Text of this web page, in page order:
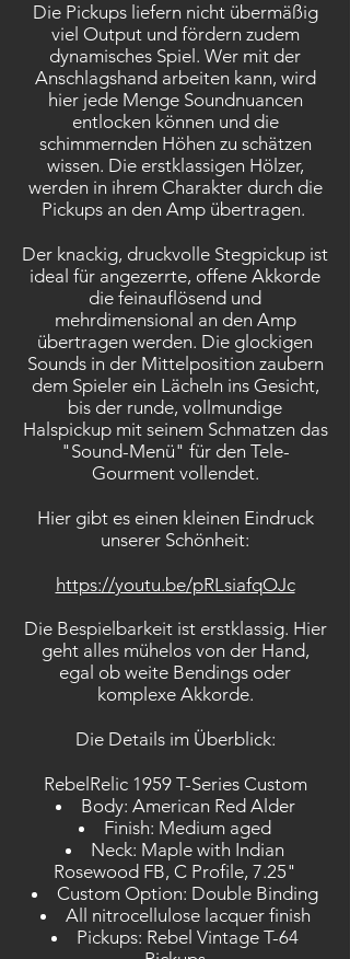
Die Pickups liefern nicht übermäßig
viel Output und fördern zudem
dynamisches Spiel. Wer mit der
Anschlagshand arbeiten kann, wird
hier jede Menge Soundnuancen
entlocken können und die
schimmernden Höhen zu schätzen
wissen. Die erstklassigen Hölzer,
werden in ihrem Charakter durch die
Pickups an den Amp übertragen.
Der knackig, druckvolle Stegpickup ist
ideal für angezerrte, offene Akkorde
die feinauflösend und
mehrdimensional an den Amp
übertragen werden. Die glockigen
Sounds in der Mittelposition zaubern
dem Spieler ein Lächeln ins Gesicht,
bis der runde, vollmundige
Halspickup mit seinem Schmatzen das
"Sound-Menü" für den Tele-
Gourment vollendet.
Hier gibt es einen kleinen Eindruck
unserer Schönheit:
https://youtu.be/pRLsiafqOJc
Die Bespielbarkeit ist erstklassig. Hier
geht alles mühelos von der Hand,
egal ob weite Bendings oder
komplexe Akkorde.
Die Details im Überblick:
RebelRelic 1959 T-Series Custom
Body: American Red Alder
Finish: Medium aged
Neck: Maple with Indian
Rosewood FB, C Profile, 7.25"
Custom Option: Double Binding
All nitrocellulose lacquer finish
Pickups: Rebel Vintage T-64